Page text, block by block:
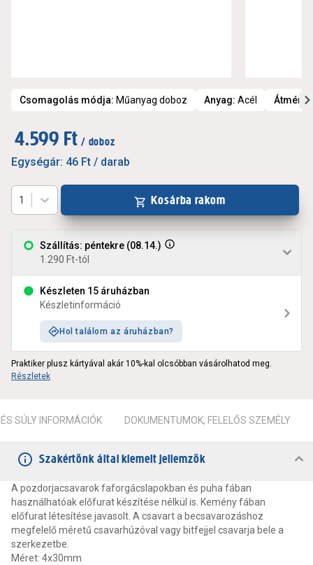
Csomagolás módja: Műanyag doboz Anyag: Acél Átmérő:
4.599 Ft / doboz
Egységár: 46 Ft / darab
Szállítás: péntekre (08.14.)
1.290 Ft-tól
Készleten 15 áruházban
Készletinformáció
Hol találom az áruházban?
1 Kosárba rakom
Praktiker plusz kártyával akár 10%-kal olcsóbban vásárolhatod meg.
Részletek
SÚLY INFORMÁCIÓK DOKUMENTUMOK, FELELŐS SZEMÉLY
Szakértőnk által kiemelt jellemzők
A pozdorjacsavarok faforgácslapokban és puha fában
használhatóak előfurat készítése nélkül is. Kemény fában
előfurat létesítése javasolt. A csavart a becsavarozáshoz
megfelelő méretű csavarhúzóval vagy bitfejjel csavarja bele a
szerkezetbe.
Méret: 4x30mm